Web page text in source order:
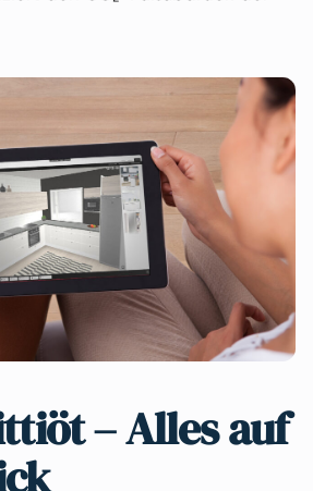
– Alles auf